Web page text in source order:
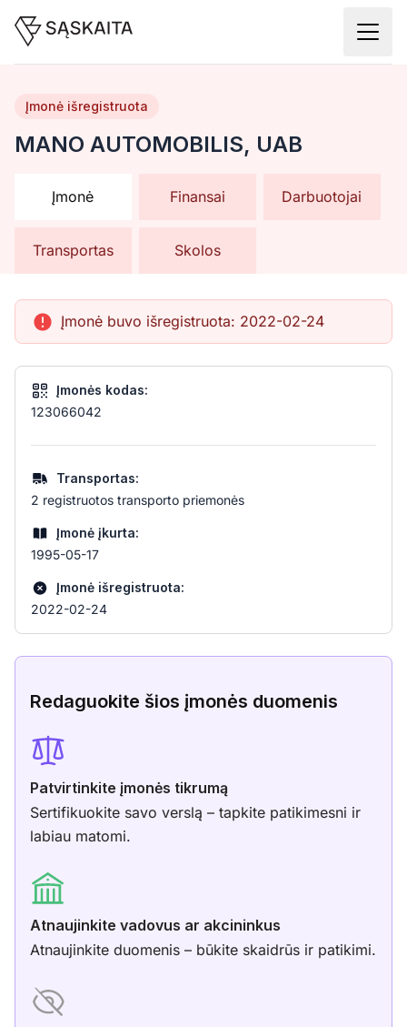
MANO AUTOMOBILIS, UAB
Įmonė išregistruota
Įmonė Finansai Darbuotojai
Transportas Skolos
Įmonė buvo išregistruota: 2022-02-24
Įmonės kodas:
123066042
Transportas:
2 registruotos transporto priemonės
Įmonė įkurta:
1995-05-17
Įmonė išregistruota:
2022-02-24
Redaguokite šios įmonės duomenis
Patvirtinkite įmonės tikrumą
Sertifikuokite savo verslą – tapkite patikimesni ir
labiau matomi.
Atnaujinkite vadovus ar akcininkus
Atnaujinkite duomenis – būkite skaidrūs ir patikimi.